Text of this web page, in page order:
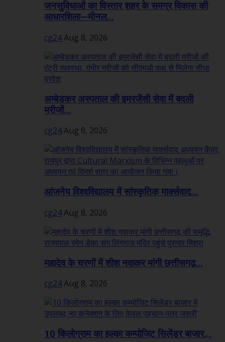
जनसुविधाओं का विस्तार शहर के समग्र विकास की
आधारशिला—मीनल...
cg24Aug 8, 2026
अम्बेडकर अस्पताल की इमरजेंसी सेवा में बदली
मरीजों...
cg24Aug 8, 2026
आंजनेय विश्वविद्यालय में सांस्कृतिक मार्क्सवाद...
cg24Aug 8, 2026
महादेव के चरणों में शीश नवाकर मांगी छत्तीसगढ़...
cg24Aug 8, 2026
10 किलोग्राम का हल्का कम्पोजिट सिलेंडर बाजार...